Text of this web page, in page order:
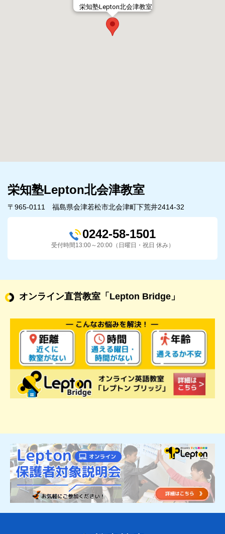
栄知塾Lepton北会津教室
栄知塾Lepton北会津教室
〒965-0111 福島県会津若松市北会津町下荒井2414-32
0242-58-1501
受付時間13:00～20:00（日曜日・祝日 休み）
オンライン直営教室 「Lepton Bridge」